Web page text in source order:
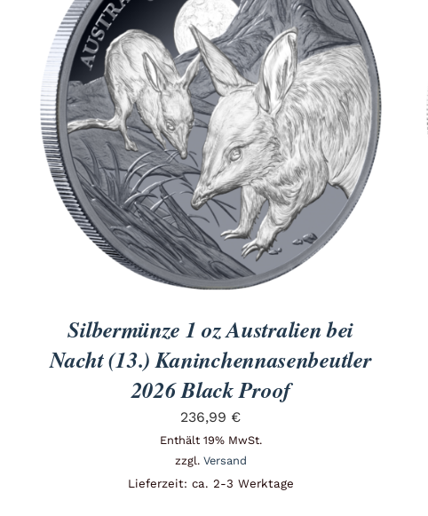
für Barren und Blister
Münzkapseln
Münzkoffer
Münzboxen
Münzständer
Sammelalben
Lupen
für Banknoten
Handschuhe
Prüfgeräte / -säuren
Reinigung
Sonstiges
Silbermünze 1 oz Australien bei
Nacht (13.) Kaninchennasenbeutler
2026 Black Proof
236,99 €
Enthält 19% MwSt.
zzgl. Versand
Lieferzeit: ca. 2-3 Werktage